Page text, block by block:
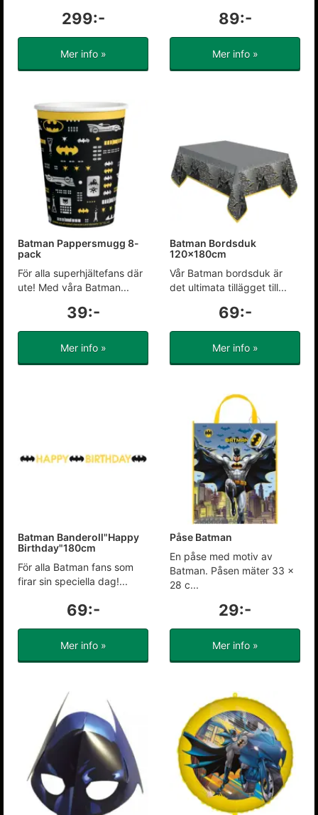
299:-
Mer info »
89:-
Mer info »
Batman Pappersmugg 8-
pack
För alla superhjältefans där
ute! Med våra Batman...
39:-
Mer info »
Batman Bordsduk
120x180cm
Vår Batman bordsduk är
det ultimata tillägget till...
69:-
Mer info »
Batman Banderoll"Happy
Birthday"180cm
För alla Batman fans som
firar sin speciella dag!...
69:-
Mer info »
Påse Batman
En påse med motiv av
Batman. Påsen mäter 33 x
28 c...
29:-
Mer info »